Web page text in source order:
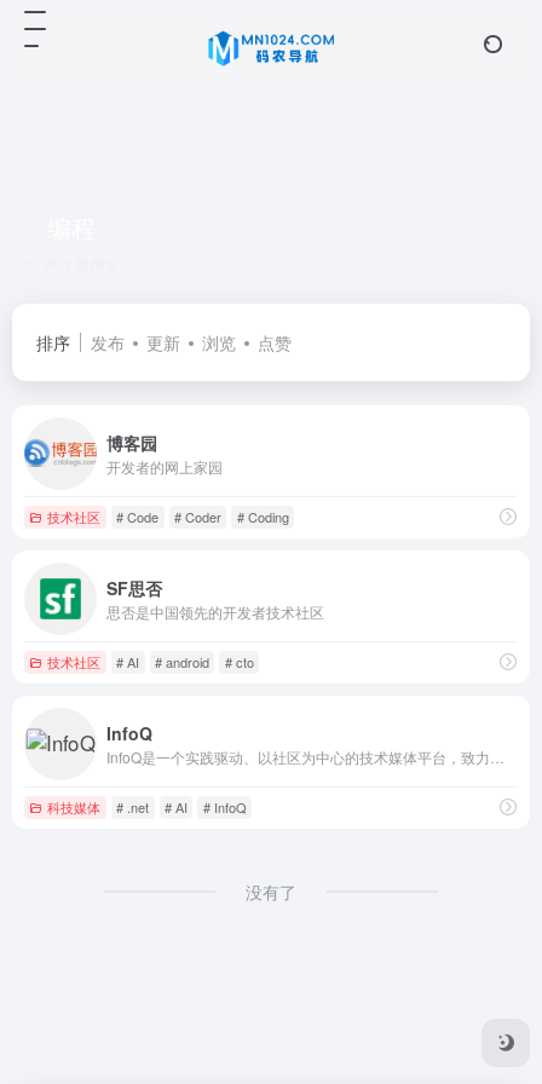
排序 发布 更新 浏览 点赞
博客园
开发者的网上家园
技术社区 # Code # Coder # Coding
SF思否
思否是中国领先的开发者技术社区
技术社区 # AI # android # cto
InfoQ
科技媒体 # .net # AI # InfoQ
没有了